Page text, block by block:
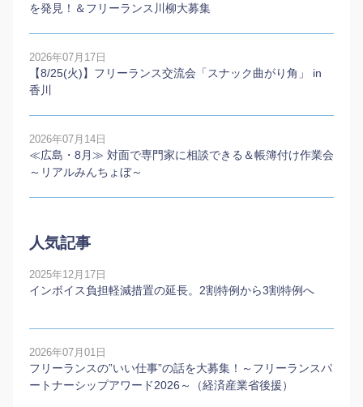
を発見！＆フリーランス川柳大募集
2026年07月17日
【8/25(火)】フリーランス交流会「スナック曲がり角」 in
香川
2026年07月14日
≪広島・8月≫ 対面で専門家に相談できる＆帳簿付け作業会
～リアルみんちょぼ～
人気記事
2025年12月17日
インボイス負担軽減措置の延長。2割特例から3割特例へ
2026年07月01日
フリーランスの”いい仕事”の話を大募集！～フリーランスパ
ートナーシップアワード2026～（経済産業省後援）